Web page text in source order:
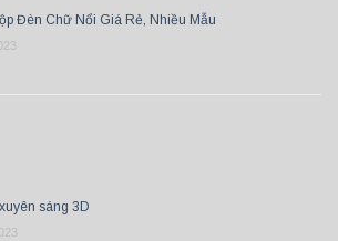
Đèn Chữ Nổi Giá Rẻ, Nhiều Mẫu
sáng 3D